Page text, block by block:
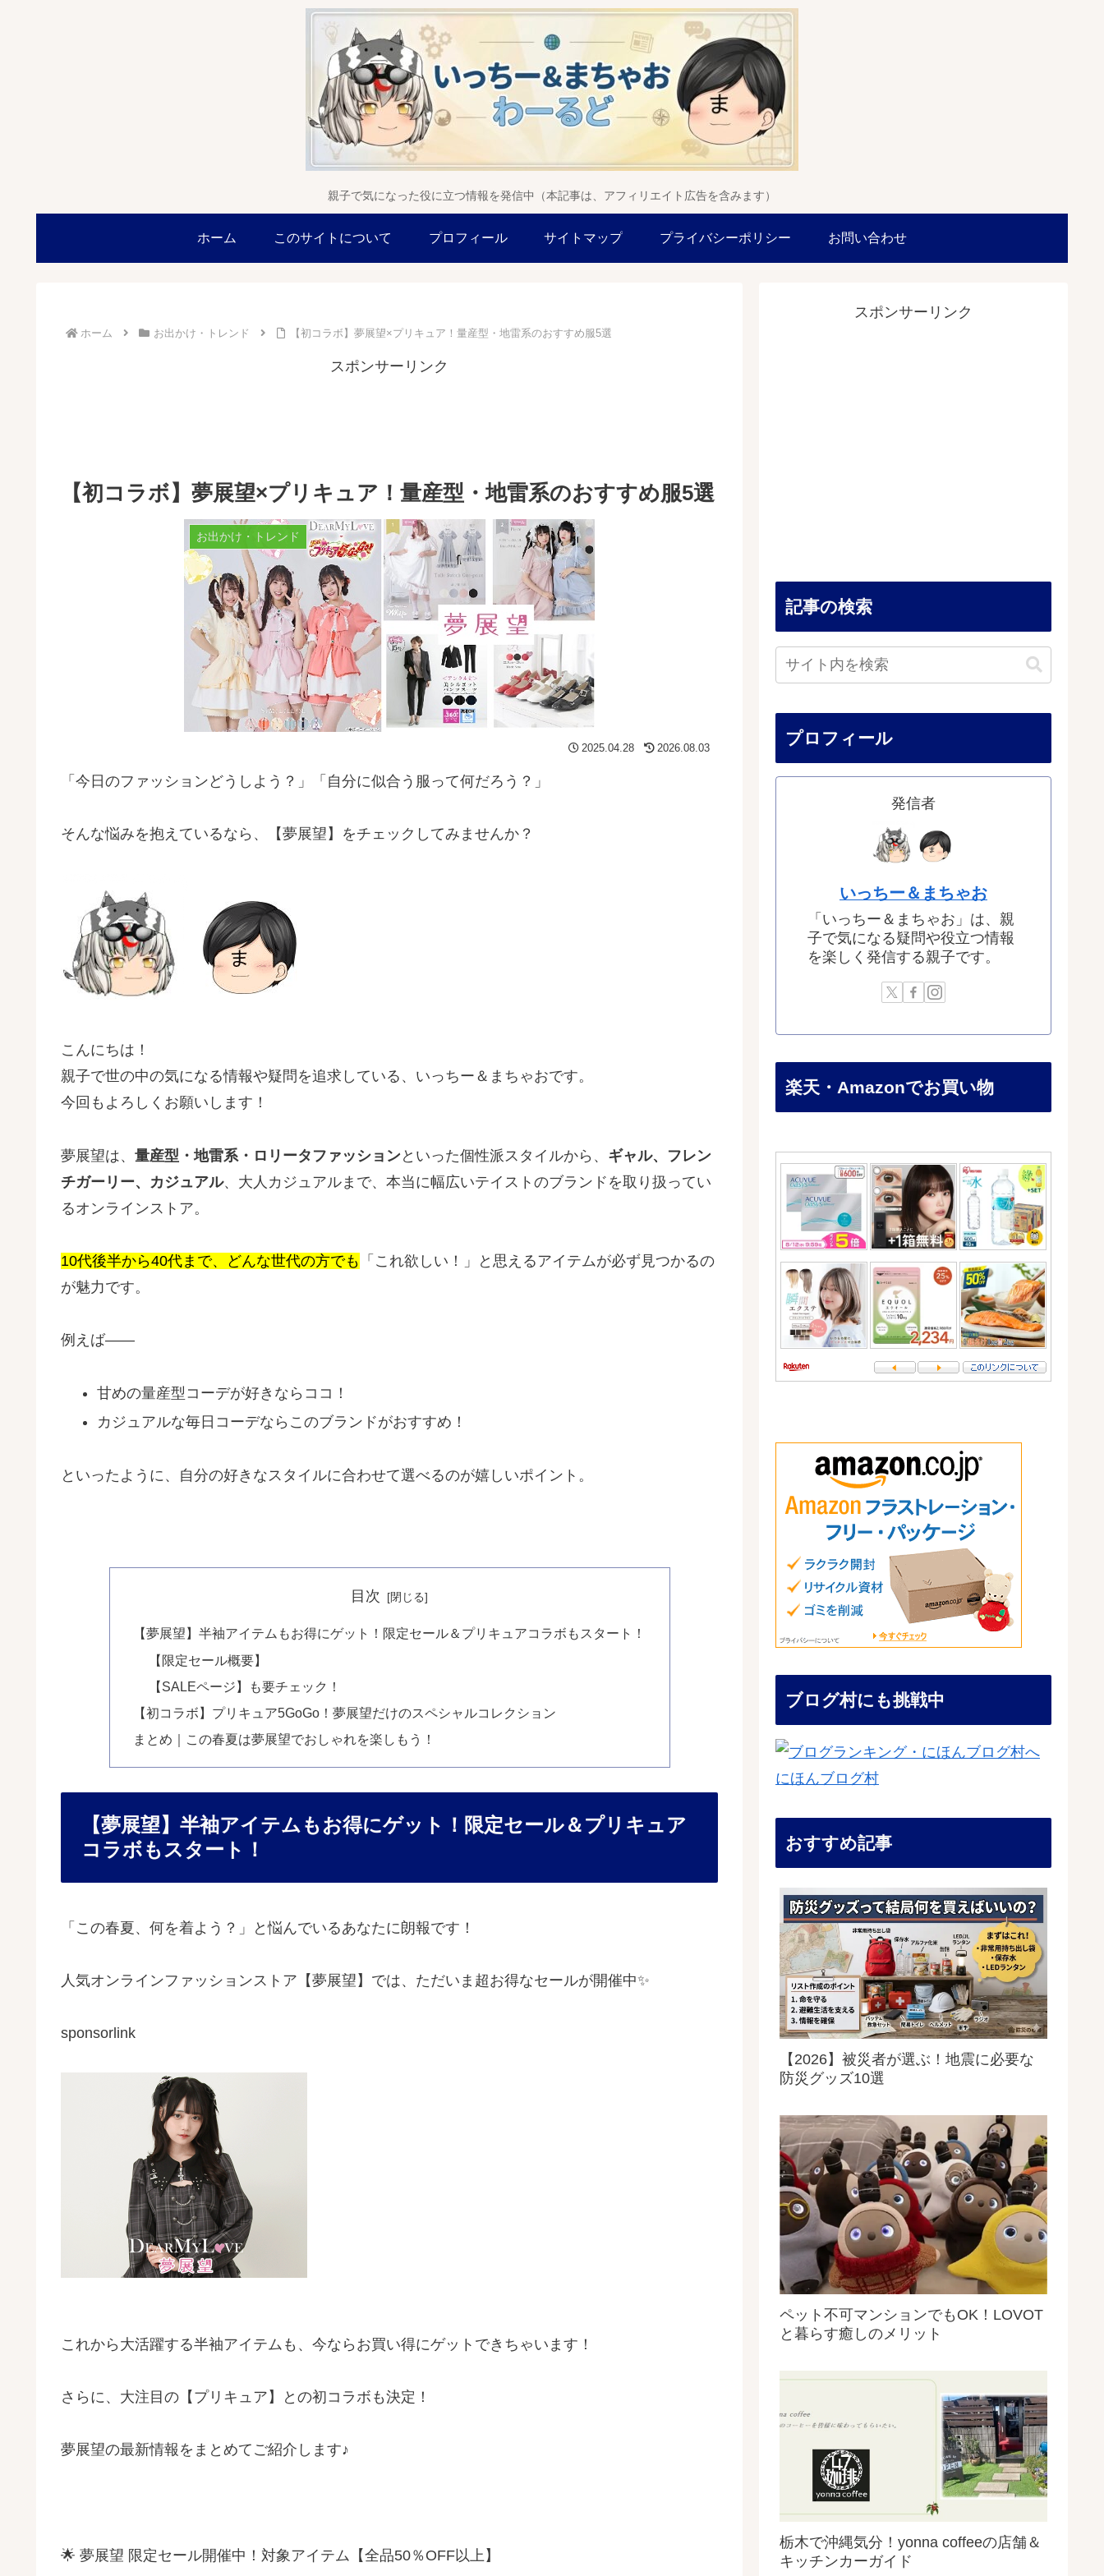
親子で気になった役に立つ情報を発信中（本記事は、アフィリエイト広告を含みます）
ホーム このサイトについて プロフィール サイトマップ プライバシーポリシー お問い合わせ
ホーム お出かけ・トレンド 【初コラボ】夢展望×プリキュア！量産型・地雷系のおすすめ服5選
スポンサーリンク
【初コラボ】夢展望×プリキュア！量産型・地雷系のおすすめ服5選
お出かけ・トレンド
2025.04.28 2026.08.03
「今日のファッションどうしよう？」「自分に似合う服って何だろう？」
そんな悩みを抱えているなら、【夢展望】をチェックしてみませんか？
こんにちは！
親子で世の中の気になる情報や疑問を追求している、いっちー＆まちゃおです。
今回もよろしくお願いします！
夢展望は、 量産型・地雷系・ロリータファッションといった個性派スタイルから、 ギャル、フレン
チガーリー、カジュアル、大人カジュアルまで、本当に幅広いテイストのブランドを取り扱ってい
るオンラインストア。
10代後半から40代まで、どんな世代の方でも 「これ欲しい！」と思えるアイテムが必ず見つかるの
が魅力です。
例えば――
甘めの量産型コーデが好きならココ！
カジュアルな毎日コーデならこのブランドがおすすめ！
といったように、自分の好きなスタイルに合わせて選べるのが嬉しいポイント。
目次
【夢展望】半袖アイテムもお得にゲット！限定セール＆プリキュアコラボもスタート！
【限定セール概要】
【SALEページ】も要チェック！
【初コラボ】プリキュア5GoGo！夢展望だけのスペシャルコレクション
まとめ｜この春夏は夢展望でおしゃれを楽しもう！
【夢展望】半袖アイテムもお得にゲット！限定セール＆プリキュア
コラボもスタート！
「この春夏、何を着よう？」と悩んでいるあなたに朗報です！
人気オンラインファッションストア【夢展望】では、ただいま超お得なセールが開催中✨
sponsorlink
これから大活躍する半袖アイテムも、今ならお買い得にゲットできちゃいます！
さらに、大注目の【プリキュア】との初コラボも決定！
夢展望の最新情報をまとめてご紹介します♪
🌟 夢展望 限定セール開催中！対象アイテム【全品50％OFF以上】
スポンサーリンク
記事の検索
プロフィール
発信者
いっちー＆まちゃお
「いっちー＆まちゃお」は、親
子で気になる疑問や役立つ情報
を楽しく発信する親子です。
楽天・Amazonでお買い物
ブログ村にも挑戦中
にほんブログ村
おすすめ記事
【2026】被災者が選ぶ！地震に必要な
防災グッズ10選
ペット不可マンションでもOK！LOVOT
と暮らす癒しのメリット
栃木で沖縄気分！yonna coffeeの店舗＆
キッチンカーガイド